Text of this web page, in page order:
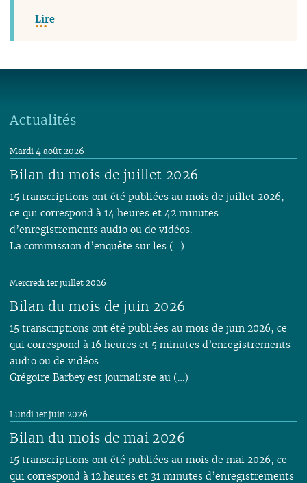
Lire
Actualités
Bilan du mois de juillet 2026
Mardi 4 août 2026
15 transcriptions ont été publiées au mois de juillet 2026,
ce qui correspond à 14 heures et 42 minutes
d’enregistrements audio ou de vidéos.
La commission d’enquête sur les (…)
Bilan du mois de juin 2026
Mercredi 1er juillet 2026
15 transcriptions ont été publiées au mois de juin 2026, ce
qui correspond à 16 heures et 5 minutes d’enregistrements
audio ou de vidéos.
Grégoire Barbey est journaliste au (…)
Bilan du mois de mai 2026
Lundi 1er juin 2026
15 transcriptions ont été publiées au mois de mai 2026, ce
qui correspond à 12 heures et 31 minutes d’enregistrements